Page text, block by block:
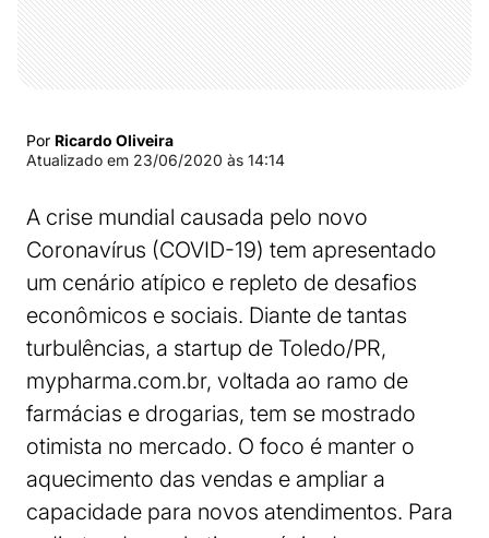
Por Ricardo Oliveira
Atualizado em 23/06/2020 às 14:14
A crise mundial causada pelo novo
Coronavírus (COVID-19) tem apresentado
um cenário atípico e repleto de desafios
econômicos e sociais. Diante de tantas
turbulências, a startup de Toledo/PR,
mypharma.com.br, voltada ao ramo de
farmácias e drogarias, tem se mostrado
otimista no mercado. O foco é manter o
aquecimento das vendas e ampliar a
capacidade para novos atendimentos. Para